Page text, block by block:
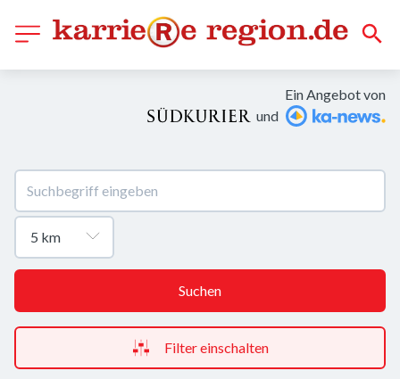
Ein Angebot von
und
Suchen
Filter einschalten